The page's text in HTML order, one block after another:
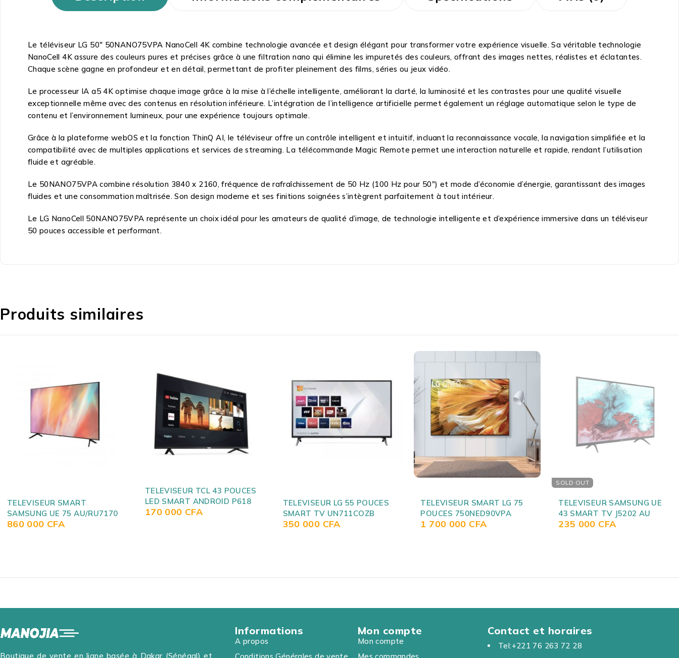
Le téléviseur LG 50″ 50NANO75VPA NanoCell 4K combine technologie avancée et design élégant pour transformer votre expérience visuelle. Sa véritable technologie
NanoCell 4K assure des couleurs pures et précises grâce à une filtration nano qui élimine les impuretés des couleurs, offrant des images nettes, réalistes et éclatantes.
Chaque scène gagne en profondeur et en détail, permettant de profiter pleinement des films, séries ou jeux vidéo.
Le processeur IA a5 4K optimise chaque image grâce à la mise à l’échelle intelligente, améliorant la clarté, la luminosité et les contrastes pour une qualité visuelle
exceptionnelle même avec des contenus en résolution inférieure. L’intégration de l’intelligence artificielle permet également un réglage automatique selon le type de
contenu et l’environnement lumineux, pour une expérience toujours optimale.
Grâce à la plateforme webOS et la fonction ThinQ AI, le téléviseur offre un contrôle intelligent et intuitif, incluant la reconnaissance vocale, la navigation simplifiée et la
compatibilité avec de multiples applications et services de streaming. La télécommande Magic Remote permet une interaction naturelle et rapide, rendant l’utilisation
fluide et agréable.
Le 50NANO75VPA combine résolution 3840 x 2160, fréquence de rafraîchissement de 50 Hz (100 Hz pour 50″) et mode d’économie d’énergie, garantissant des images
fluides et une consommation maîtrisée. Son design moderne et ses finitions soignées s’intègrent parfaitement à tout intérieur.
Le LG NanoCell 50NANO75VPA représente un choix idéal pour les amateurs de qualité d’image, de technologie intelligente et d’expérience immersive dans un téléviseur
50 pouces accessible et performant.
Produits similaires
LED SMART ANDROID P618
170 000 CFA
TELEVISEUR LG 55 POUCES
SMART TV UN711COZB
TELEVISEUR SMART LG 75
POUCES 750NED90VPA
1 700 000CFA
TELEVISEUR SAMSUNG UE
43 SMART TV J5202 AU
235 000CFA
TELEVISEUR SAMSUNG 40
POUCES SMART TV
40N5300AU
205 000 CFA
Boutique de vente en ligne basée à Dakar (Sénégal) et
Informations
A propos
Conditions Générales de vente
Mon compte
Mon compte
Mes commandes
Contact et horaires
Tel:+221 76 263 72 28